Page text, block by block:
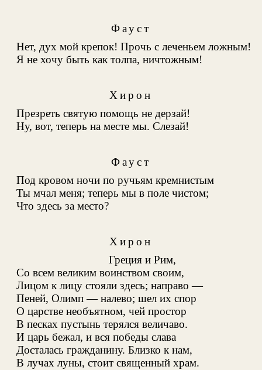
Фауст
Нет, дух мой крепок! Прочь с леченьем ложным!
Я не хочу быть как толпа, ничтожным!
Хирон
Презреть святую помощь не дерзай!
Ну, вот, теперь на месте мы. Слезай!
Фауст
Под кровом ночи по ручьям кремнистым
Ты мчал меня; теперь мы в поле чистом;
Что здесь за место?
Хирон
Греция и Рим,
Со всем великим воинством своим,
Лицом к лицу стояли здесь; направо —
Пеней, Олимп — налево; шел их спор
О царстве необъятном, чей простор
В песках пустынь терялсявеличаво.
И царь бежал, и вся победы слава
Досталась гражданину. Близко к нам,
В лучах луны, стоит священный храм.